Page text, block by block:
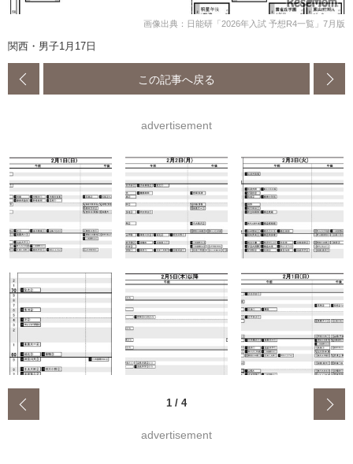
画像出典：日能研「2026年入試 予想R4一覧」7月版
関西・男子1月17日
この記事へ戻る
advertisement
1 / 4
advertisement